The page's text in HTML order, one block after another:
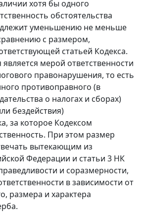
хотя бы одного
обстоятельства
уменьшению не меньше
с размером,
статьей Кодекса.
мерой ответственности
правонарушения, то есть
противоправного (в
о налогах и сборах)
бездействия)
за которое Кодексом
При этом размер
вытекающим из
Федерации и статьи 3 НК
и соразмерности,
в зависимости от
размера и характера